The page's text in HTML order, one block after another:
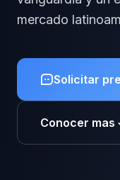
mercado
Solicitar
Conocer mas